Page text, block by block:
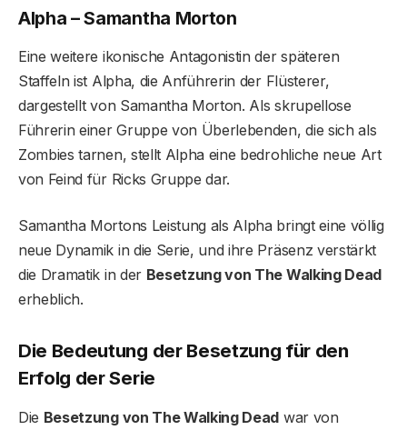
Alpha – Samantha Morton
Eine weitere ikonische Antagonistin der späteren
Staffeln ist Alpha, die Anführerin der Flüsterer,
dargestellt von Samantha Morton. Als skrupellose
Führerin einer Gruppe von Überlebenden, die sich als
Zombies tarnen, stellt Alpha eine bedrohliche neue Art
von Feind für Ricks Gruppe dar.
Samantha Mortons Leistung als Alpha bringt eine völlig
neue Dynamik in die Serie, und ihre Präsenz verstärkt
die Dramatik in der Besetzung von The Walking Dead
erheblich.
Die Bedeutung der Besetzung für den
Erfolg der Serie
Die Besetzung von The Walking Dead war von